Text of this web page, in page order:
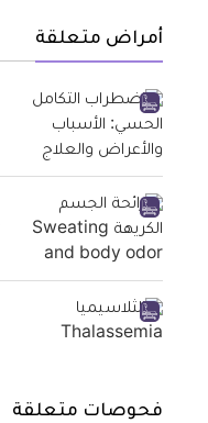
أمراض متعلقة
فحوصات متعلقة